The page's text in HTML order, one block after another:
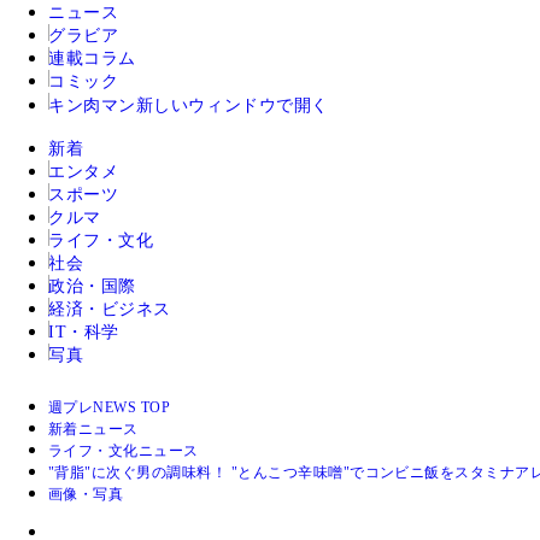
ニュース
グラビア
連載コラム
コミック
キン肉マン 新しいウィンドウで開く
新着
エンタメ
スポーツ
クルマ
ライフ・文化
社会
政治・国際
経済・ビジネス
IT・科学
写真
週プレNEWS TOP
新着ニュース
ライフ・文化ニュース
"背脂"に次ぐ男の調味料！ "とんこつ辛味噌"でコンビニ飯をスタミナア
画像・写真